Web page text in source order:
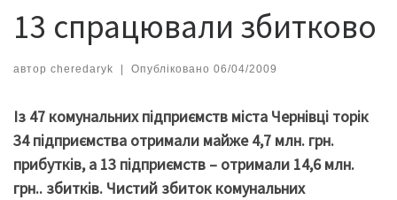
13 спрацювали збитково
автор cheredaryk | Опубліковано 06/04/2009
Із 47 комунальних підприємств міста Чернівці торік
34 підприємства отримали майже 4,7 млн. грн.
прибутків, а 13 підприємств – отримали 14,6 млн.
грн.. збитків. Чистий збиток комунальних